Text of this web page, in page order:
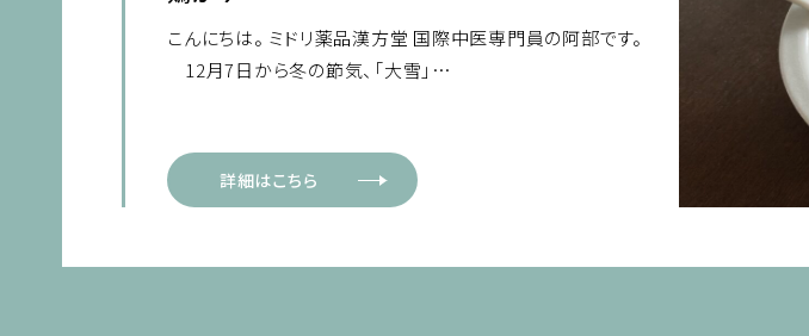
こんにちは。 ミドリ薬品漢方堂 国際中医専門員の阿部です。
12月7日から冬の節気、「大雪」…
詳細はこちら